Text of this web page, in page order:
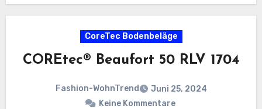
CoreTec Bodenbeläge
COREtec® Beaufort 50 RLV 1704
Fashion-WohnTrend
Juni 25, 2024
Keine Kommentare